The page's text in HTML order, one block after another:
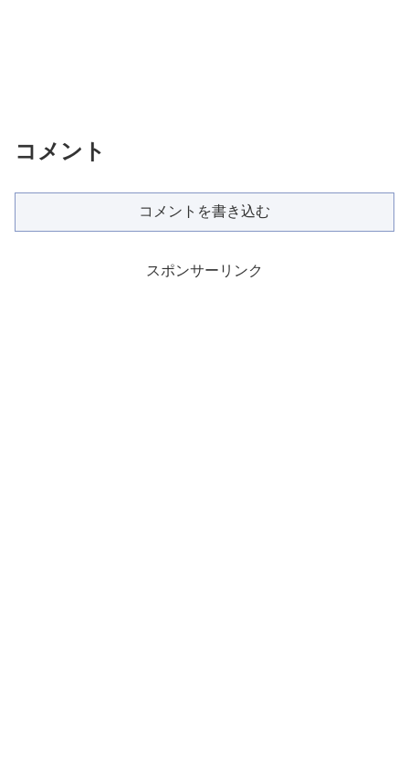
コメント
コメントを書き込む
スポンサーリンク